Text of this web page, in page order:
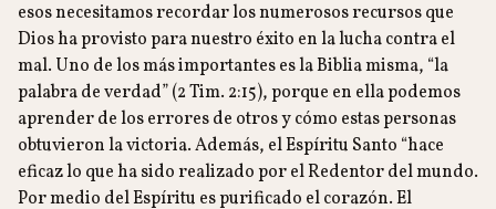
esos necesitamos recordar los numerosos recursos que
Dios ha provisto para nuestro éxito en la lucha contra el
mal. Uno de los más importantes es la Biblia misma, “la
palabra de verdad” (2 Tim. 2:15), porque en ella podemos
aprender de los errores de otros y cómo estas personas
obtuvieron la victoria. Además, el Espíritu Santo “hace
eficaz lo que ha sido realizado por el Redentor del mundo.
Por medio del Espíritu es purificado el corazón. El